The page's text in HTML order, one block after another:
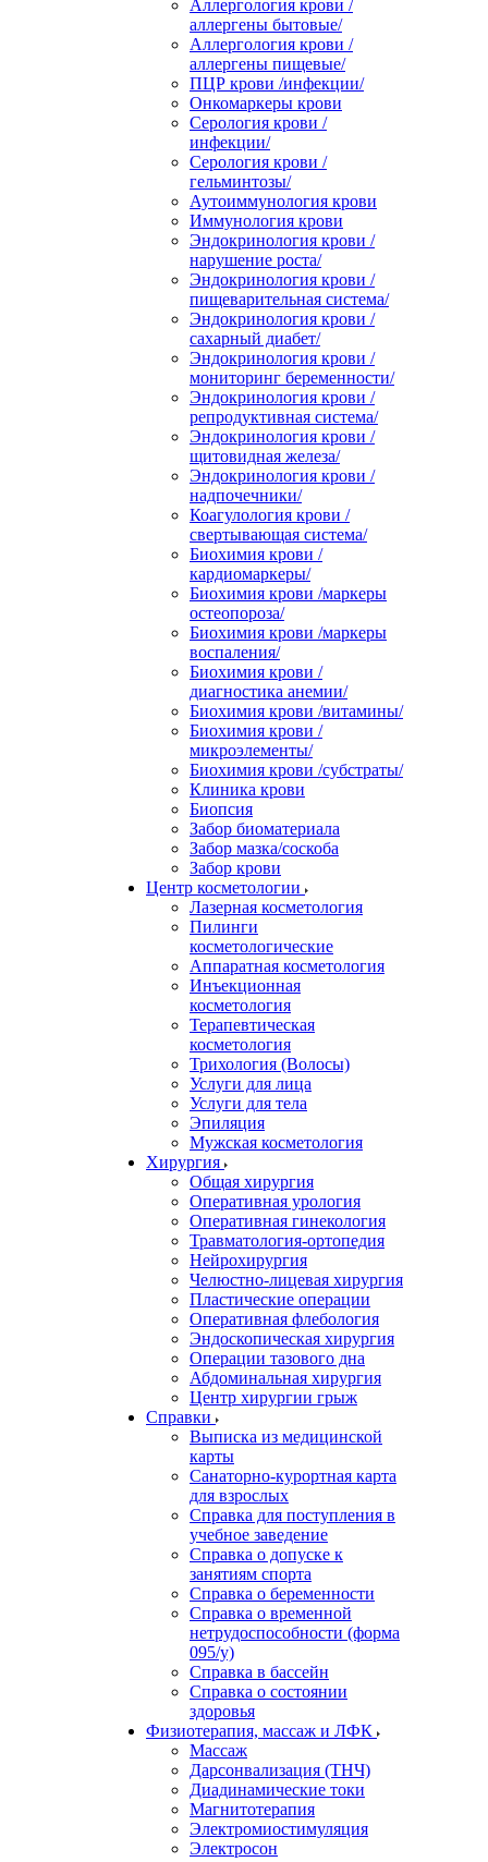
Аллергология крови /
аллергены бытовые/
Аллергология крови /
аллергены пищевые/
ПЦР крови /инфекции/
Онкомаркеры крови
Серология крови /
инфекции/
Серология крови /
гельминтозы/
Аутоиммунология крови
Иммунология крови
Эндокринология крови /
нарушение роста/
Эндокринология крови /
пищеварительная система/
Эндокринология крови /
сахарный диабет/
Эндокринология крови /
мониторинг беременности/
Эндокринология крови /
репродуктивная система/
Эндокринология крови /
щитовидная железа/
Эндокринология крови /
надпочечники/
Коагулология крови /
свертывающая система/
Биохимия крови /
кардиомаркеры/
Биохимия крови /маркеры
остеопороза/
Биохимия крови /маркеры
воспаления/
Биохимия крови /
диагностика анемии/
Биохимия крови /витамины/
Биохимия крови /
микроэлементы/
Биохимия крови /субстраты/
Клиника крови
Биопсия
Забор биоматериала
Забор мазка/соскоба
Забор крови
Центр косметологии
Лазерная косметология
Пилинги
косметологические
Аппаратная косметология
Инъекционная
косметология
Терапевтическая
косметология
Трихология (Волосы)
Услуги для лица
Услуги для тела
Эпиляция
Мужская косметология
Хирургия
Общая хирургия
Оперативная урология
Оперативная гинекология
Травматология-ортопедия
Нейрохирургия
Челюстно-лицевая хирургия
Пластические операции
Оперативная флебология
Эндоскопическая хирургия
Операции тазового дна
Абдоминальная хирургия
Центр хирургии грыж
Справки
Выписка из медицинской
карты
Санаторно-курортная карта
для взрослых
Справка для поступления в
учебное заведение
Справка о допуске к
занятиям спорта
Справка о беременности
Справка о временной
нетрудоспособности (форма
095/у)
Справка в бассейн
Справка о состоянии
здоровья
Физиотерапия, массаж и ЛФК
Массаж
Дарсонвализация (ТНЧ)
Диадинамические токи
Магнитотерапия
Электромиостимуляция
Электросон